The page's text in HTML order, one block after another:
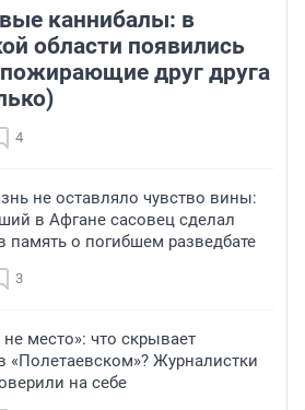
каннибалы: в
области появились
друг друга
4
не оставляло чувство вины:
в Афгане сасовец сделал
память о погибшем разведбате
3
место»: что скрывает
«Полетаевском»? Журналистки
на себе